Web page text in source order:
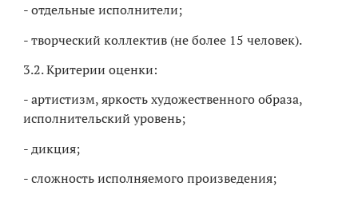
- отдельные исполнители;
- творческий коллектив (не более 15 человек).
3.2. Критерии оценки:
- артистизм, яркость художественного образа,
исполнительский уровень;
- дикция;
- сложность исполняемого произведения;